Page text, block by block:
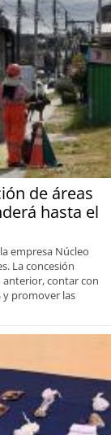
de áreas
hasta el
empresa Núcleo
La concesión
contar con
y promover las